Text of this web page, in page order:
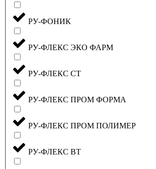
РУ-ФОНИК
РУ-ФЛЕКС ЭКО ФАРМ
РУ-ФЛЕКС СТ
РУ-ФЛЕКС ПРОМ ФОРМА
РУ-ФЛЕКС ПРОМ ПОЛИМЕР
РУ-ФЛЕКС ВТ